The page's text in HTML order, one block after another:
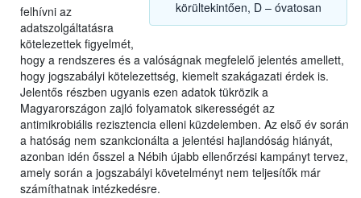
körültekintően, D – óvatosan
felhívni az
adatszolgáltatásra
kötelezettek figyelmét,
hogy a rendszeres és a valóságnak megfelelő jelentés amellett,
hogy jogszabályi kötelezettség, kiemelt szakágazati érdek is.
Jelentős részben ugyanis ezen adatok tükrözik a
Magyarországon zajló folyamatok sikerességét az
antimikrobiális rezisztencia elleni küzdelemben. Az első év során
a hatóság nem szankcionálta a jelentési hajlandóság hiányát,
azonban idén ősszel a Nébih újabb ellenőrzési kampányt tervez,
amely során a jogszabályi követelményt nem teljesítők már
számíthatnak intézkedésre.